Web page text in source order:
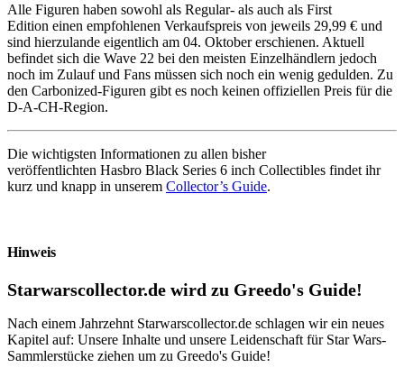
Alle Figuren haben sowohl als Regular- als auch als First
Edition einen empfohlenen Verkaufspreis von jeweils 29,99 € und
sind hierzulande eigentlich am 04. Oktober erschienen. Aktuell
befindet sich die Wave 22 bei den meisten Einzelhändlern jedoch
noch im Zulauf und Fans müssen sich noch ein wenig gedulden. Zu
den Carbonized-Figuren gibt es noch keinen offiziellen Preis für die
D-A-CH-Region.
Die wichtigsten Informationen zu allen bisher
veröffentlichten Hasbro Black Series 6 inch Collectibles findet ihr
kurz und knapp in unserem Collector’s Guide.
Hinweis
Starwarscollector.de wird zu Greedo's Guide!
Nach einem Jahrzehnt Starwarscollector.de schlagen wir ein neues
Kapitel auf: Unsere Inhalte und unsere Leidenschaft für Star Wars-
Sammlerstücke ziehen um zu Greedo's Guide!